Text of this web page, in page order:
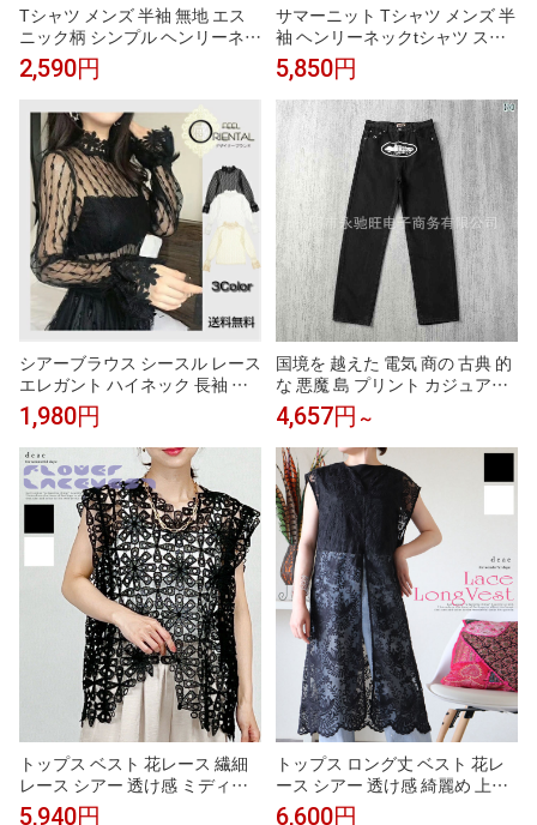
Tシャツ メンズ 半袖 無地 エス
ニック柄 シンプル ヘンリーネッ
ク おしゃれ ゆったり トップス
春 夏 秋 秋新作 プレゼント ギフ
2,590円
サマーニット Tシャツ メンズ 半
袖 ヘンリーネックtシャツ スト
レッチ ひんやり カラー配色 お
しゃれ ビジカジ カジュアル ト
ップス
5,850円
シアーブラウス シースル レース
エレガント ハイネック 長袖 レ
ディース トップス インナー 刺
繍 レース フリル フォーマル パ
ーティー 春夏 春物 夏物 伸縮性
ストレッチ ワイシャツ ノースリ
ーブ タンクトップ おしゃれ 透
け感 ゆったり シンプル
1,980円
国境を 越えた 電気 商の 古典 的
な 悪魔 島 プリント カジュアル
な高 街 ジーンズ 男性の ゆるい
流行は ストレート パンツに 合
わせて いる
4,657円 ～
トップス ベスト 花レース 繊細
レース シアー 透け感 ミディア
ム丈 ノースリーブ 綺麗め 上品
5,940円
トップス ロング丈 ベスト 花レ
ース シアー 透け感 綺麗め 上品
重ね着 レディース 春 夏 秋 ファ
6,600円